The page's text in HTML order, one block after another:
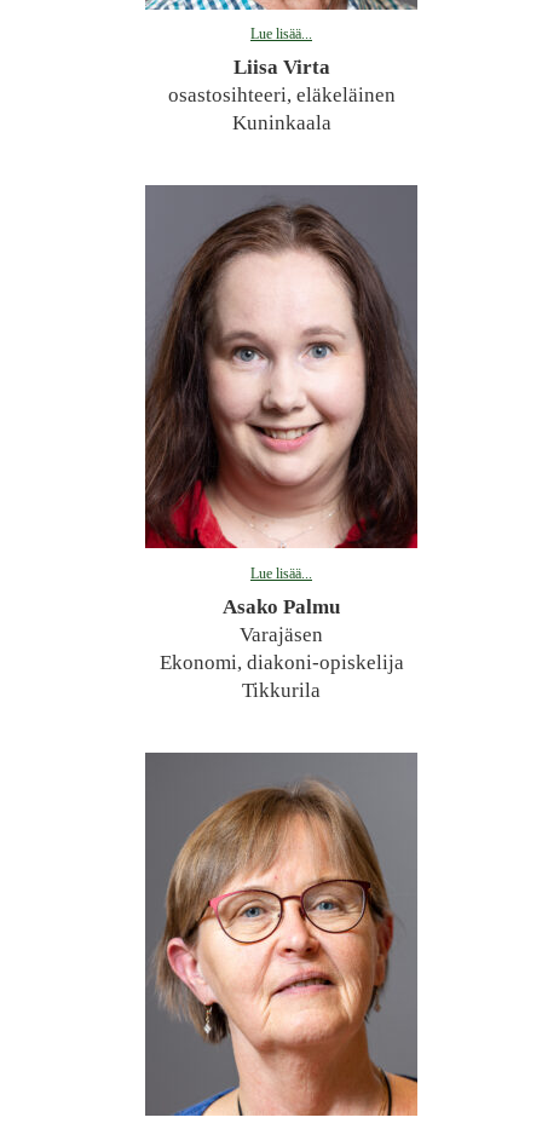
Lue lisää...
Liisa Virta
osastosihteeri, eläkeläinen
Kuninkaala
Lue lisää...
Asako Palmu
Varajäsen
Ekonomi, diakoni-opiskelija
Tikkurila